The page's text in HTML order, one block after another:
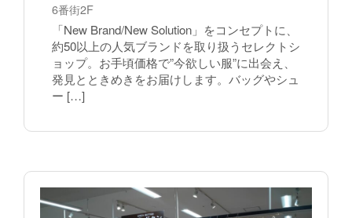
6番街2F
「New Brand/New Solution」をコンセプトに、
約50以上の人気ブランドを取り扱うセレクトシ
ョップ。お手頃価格で”今欲しい服”に出会え、
発見とときめきをお届けします。バッグやシュ
ー […]